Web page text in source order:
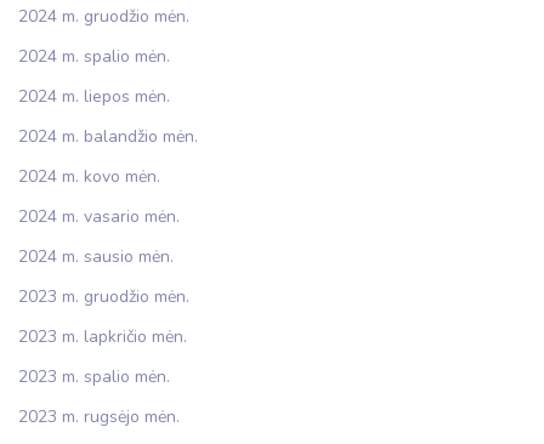
2024 m. gruodžio mėn.
2024 m. spalio mėn.
2024 m. liepos mėn.
2024 m. balandžio mėn.
2024 m. kovo mėn.
2024 m. vasario mėn.
2024 m. sausio mėn.
2023 m. gruodžio mėn.
2023 m. lapkričio mėn.
2023 m. spalio mėn.
2023 m. rugsėjo mėn.